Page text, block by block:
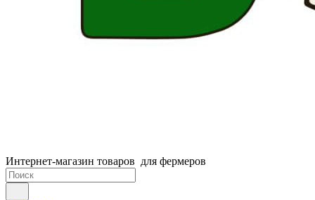
Интернет-магазин товаров для фермеров